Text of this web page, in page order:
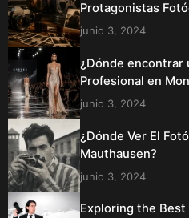
Protagonistas
junio 3, 2024
¿Dónde encontrar
Profesional en
junio 3, 2024
¿Dónde Ver El
Mauthausen?
junio 3, 2024
Exploring the